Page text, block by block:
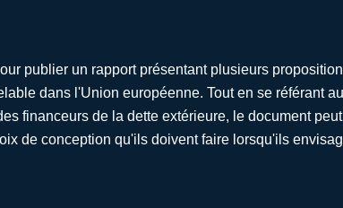
publier un rapport présentant plusieurs
dans l'Union européenne. Tout en se référant
financeurs de la dette extérieure, le document
de conception qu'ils doivent faire lorsqu'ils